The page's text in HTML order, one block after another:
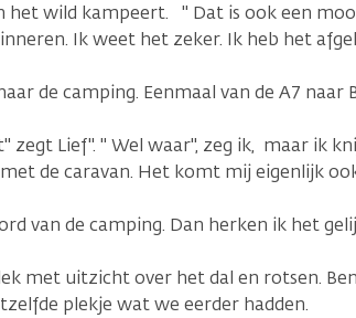
het wild kampeert. " Dat is ook een
Ik weet het zeker. Ik heb het
de camping. Eenmaal van de A7
zegt Lief". " Wel waar", zeg ik, maar ik
de caravan. Het komt mij eigenlijk
van de camping. Dan herken ik het
met uitzicht over het dal en rotsen.
plekje wat we eerder hadden.